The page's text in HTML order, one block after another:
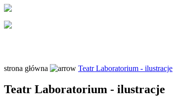
strona główna Teatr Laboratorium - ilustracje
Teatr Laboratorium - ilustracje